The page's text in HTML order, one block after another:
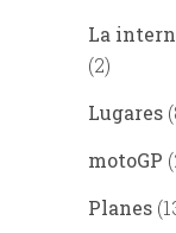
La
(2)
Lugares
motoGP
Planes